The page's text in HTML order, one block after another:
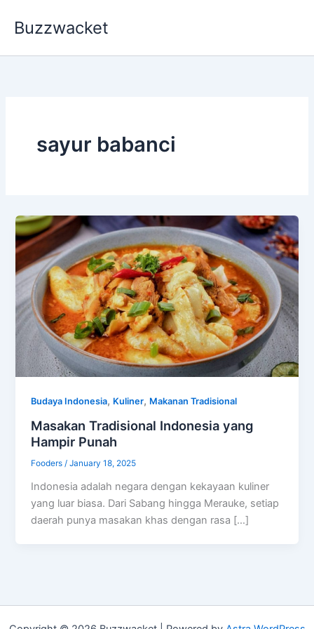
Buzzwacket
sayur babanci
Budaya Indonesia, Kuliner, Makanan Tradisional
Masakan Tradisional Indonesia yang
Hampir Punah
Fooders/January 18, 2025
Indonesia adalah negara dengan kekayaan kuliner
yang luar biasa. Dari Sabang hingga Merauke, setiap
daerah punya masakan khas dengan rasa […]